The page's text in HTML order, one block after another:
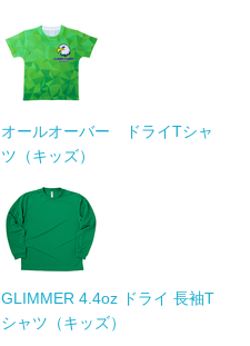
オールオーバー ドライTシャ
ツ（キッズ）
GLIMMER 4.4oz ドライ 長袖T
シャツ（キッズ）